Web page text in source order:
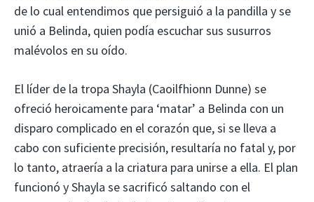
de lo cual entendimos que persiguió a la pandilla y se
unió a Belinda, quien podía escuchar sus susurros
malévolos en su oído.
El líder de la tropa Shayla (Caoilfhionn Dunne) se
ofreció heroicamente para ‘matar’ a Belinda con un
disparo complicado en el corazón que, si se lleva a
cabo con suficiente precisión, resultaría no fatal y, por
lo tanto, atraería a la criatura para unirse a ella. El plan
funcionó y Shayla se sacrificó saltando con el